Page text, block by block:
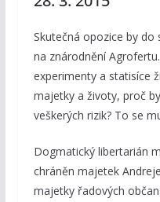
Skutečná opozice by
na znárodnění
experimenty a statisíce
majetky a životy, proč
veškerých rizik? To se
Dogmatický libertarián
chráněn majetek
majetky řadových